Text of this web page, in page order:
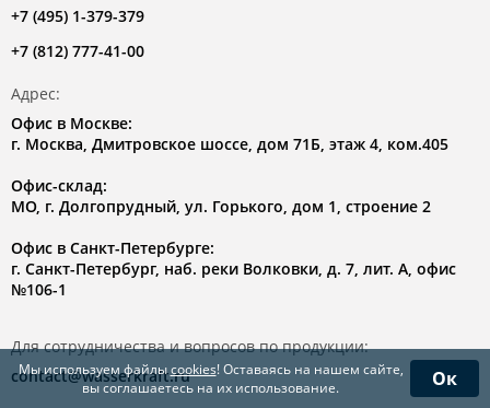
Мы используем файлыcookies! Оставаясь на нашем сайте,
вы соглашаетесь на их использование.
Ок
+7 (495) 1-379-379
+7 (812) 777-41-00
Адрес:
Офис в Москве:
г. Москва, Дмитровское шоссе, дом 71Б, этаж 4, ком.405
Офис-склад:
МО, г. Долгопрудный, ул. Горького, дом 1, строение 2
Офис в Санкт-Петербурге:
г. Санкт-Петербург, наб. реки Волковки, д. 7, лит. А, офис
№106-1
Для сотрудничества и вопросов по продукции:
contact@wasserkraft.ru